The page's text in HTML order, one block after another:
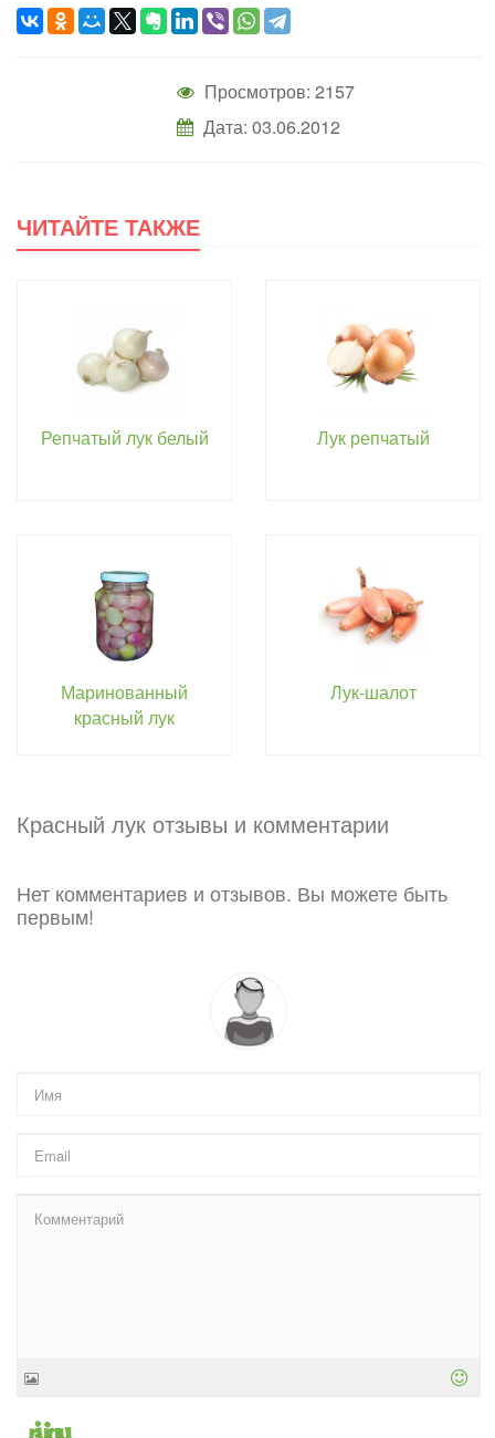
Просмотров: 2157
Дата: 03.06.2012
ЧИТАЙТЕ ТАКЖЕ
Репчатый лук белый Лук репчатый
Маринованный
красный лук
Лук-шалот
Красный лук отзывы и комментарии
Нет комментариев и отзывов. Вы можете быть
первым!